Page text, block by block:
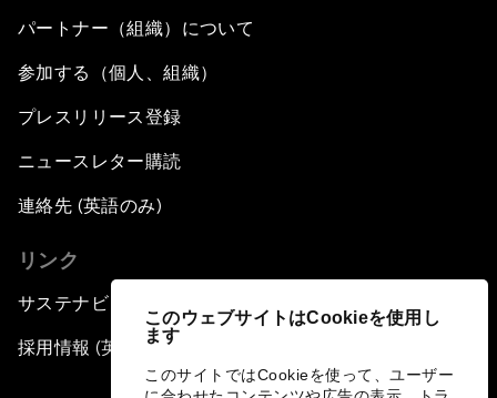
このウェブサイトはCookieを使用し
ます
このサイトではCookieを使って、ユーザー
パートナー（組織）について
参加する（個人、組織）
プレスリリース登録
ニュースレター購読
連絡先 (英語のみ)
リンク
サステナビリティへの取り組み
採用情報 (英語のみ)